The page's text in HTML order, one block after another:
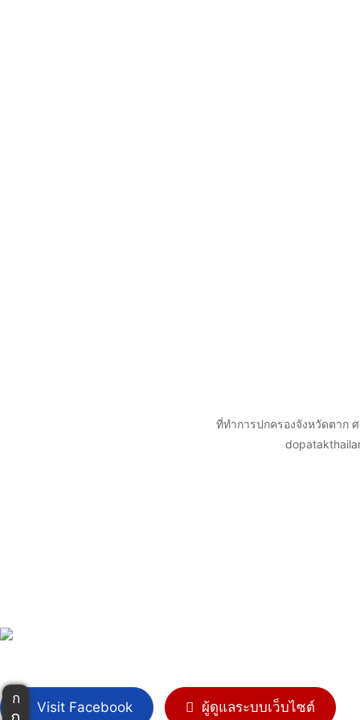
ที่ทำการปกครองจังหวัดตาก
Visit Facebook ผู้ดูแลระบบเว็บไซต์
ก